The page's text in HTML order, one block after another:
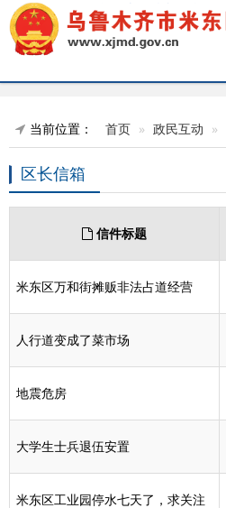
当前位置： 首页 政民互动
区长信箱
信件标题
米东区万和街摊贩非法占道经营
人行道变成了菜市场
地震危房
大学生士兵退伍安置
米东区工业园停水七天了，求关注